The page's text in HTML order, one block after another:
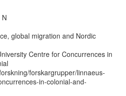
global migration and Nordic
Centre for Concurrences in
forskargrupper/linnaeus-
in-colonial-and-